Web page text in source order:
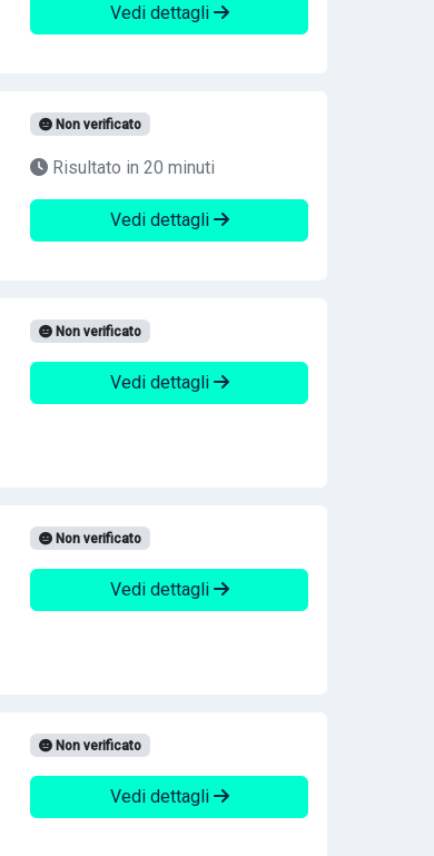
Vedi dettagli
Non verificato
Risultato in 20 minuti
Vedi dettagli
Non verificato
Vedi dettagli
Non verificato
Vedi dettagli
Non verificato
Vedi dettagli